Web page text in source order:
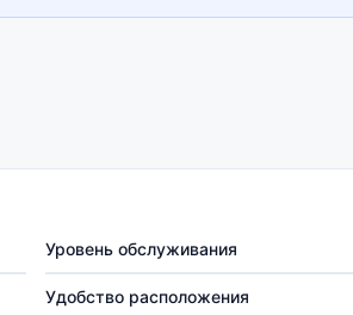
Уровень обслуживания
Удобство расположения